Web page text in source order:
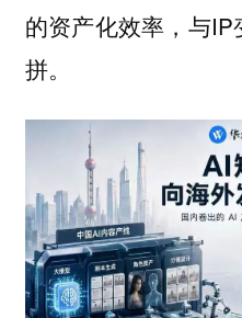
的资产化效率，与
拼。